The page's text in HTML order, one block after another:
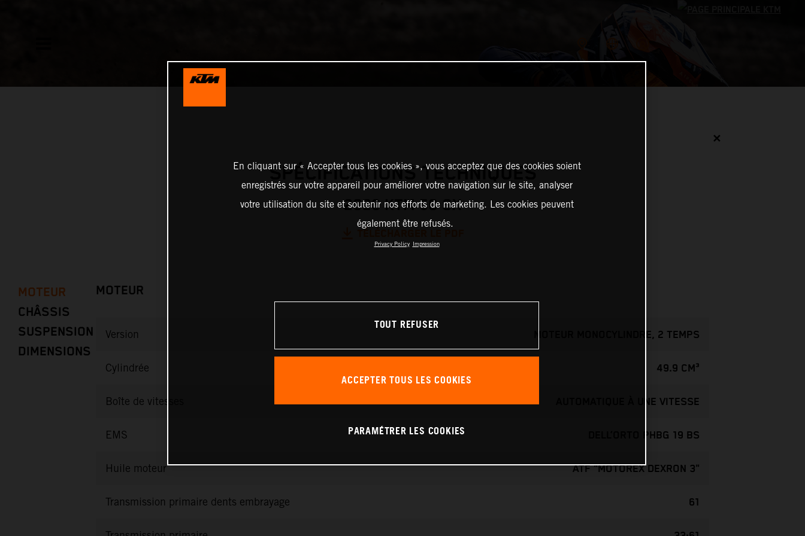
✕
SPÉCIFICATIONS TECHNIQUES
2026 KTM 50 SX
MOTEUR
CHÂSSIS
SUSPENSION
DIMENSIONS
MOTEUR
Version MOTEUR MONOCYLINDRE, 2 TEMPS
Cylindrée 49.9 CM³
Boîte de vitesses AUTOMATIQUE À UNE VITESSE
EMS DELL’ORTO PHBG 19 BS
Huile moteur ATF "MOTOREX DEXRON 3"
Transmission primaire dents embrayage 61
En cliquant sur « Accepter tous les cookies », vous acceptez que des cookies soient
enregistrés sur votre appareil pour améliorer votre navigation sur le site, analyser
votre utilisation du site et soutenir nos efforts de marketing. Les cookies peuvent
également être refusés.
Privacy Policy Impression
TOUT REFUSER
ACCEPTER TOUS LES COOKIES
PARAMÉTRER LES COOKIES